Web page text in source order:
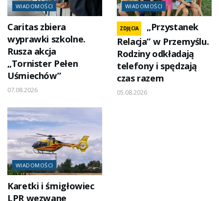
WIADOMOŚCI
Caritas zbiera
wyprawki szkolne.
Rusza akcja
„Tornister Pełen
Uśmiechów”
07.08.2026
WIADOMOŚCI
ZDJĘCIA
„Przystanek
Relacja” w Przemyślu.
Rodziny odkładają
telefony i spędzają
czas razem
05.08.2026
WIADOMOŚCI
Karetki i śmigłowiec
LPR wezwane